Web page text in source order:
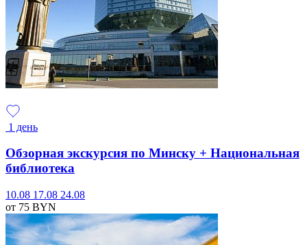
1 день
Обзорная экскурсия по Минску + Национальная
библиотека
10.08 17.08 24.08
от 75 BYN